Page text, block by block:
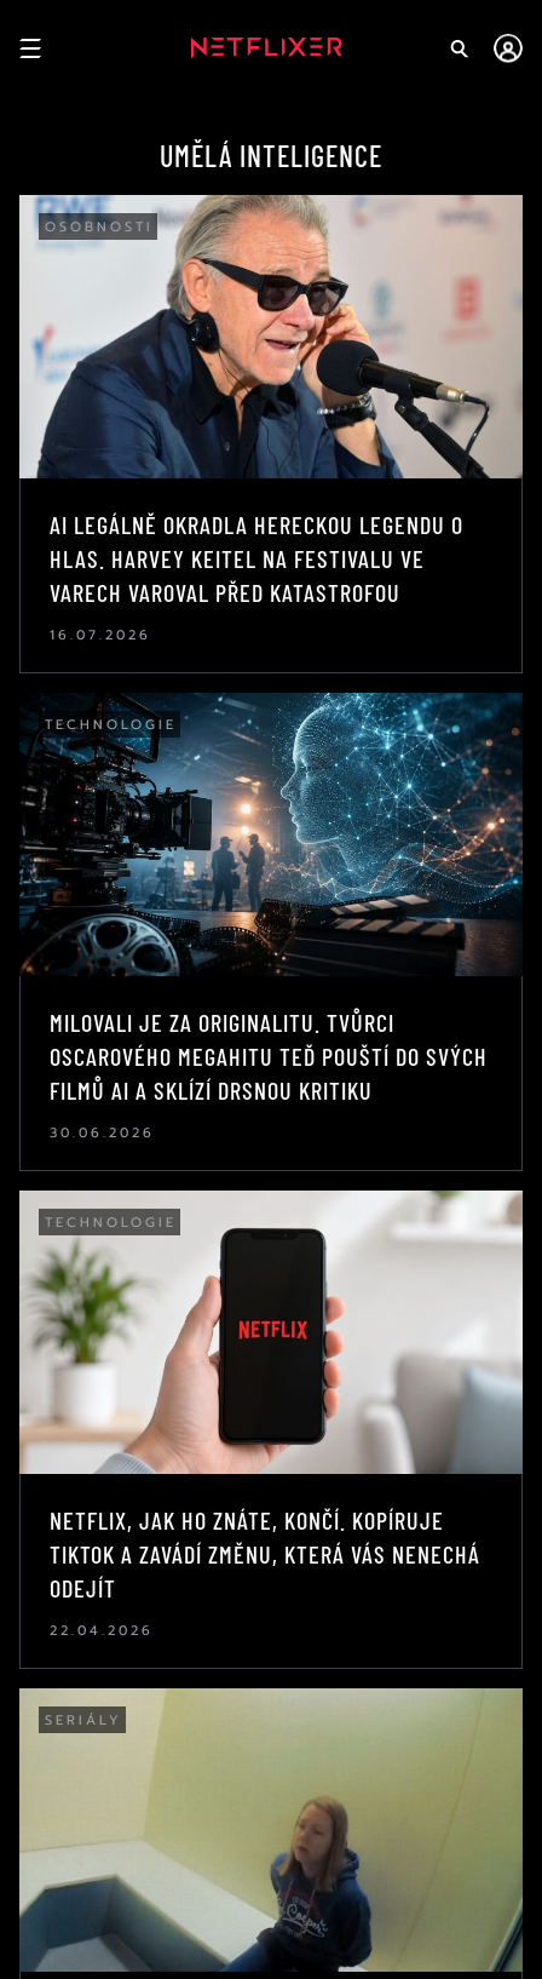
UMĚLÁ INTELIGENCE
OSOBNOSTI
AI LEGÁLNĚ OKRADLA HERECKOU LEGENDU O
HLAS. HARVEY KEITEL NA FESTIVALU VE
VARECH VAROVAL PŘED KATASTROFOU
16.07.2026
TECHNOLOGIE
MILOVALI JE ZA ORIGINALITU. TVŮRCI
OSCAROVÉHO MEGAHITU TEĎ POUŠTÍ DO SVÝCH
FILMŮ AI A SKLÍZÍ DRSNOU KRITIKU
30.06.2026
TECHNOLOGIE
NETFLIX, JAK HO ZNÁTE, KONČÍ. KOPÍRUJE
TIKTOK A ZAVÁDÍ ZMĚNU, KTERÁ VÁS NENECHÁ
ODEJÍT
22.04.2026
SERIÁLY